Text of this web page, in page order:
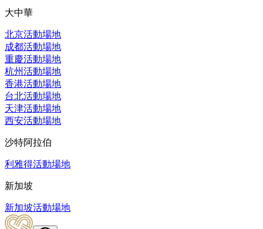
大中華
北京活動場地
成都活動場地
重慶活動場地
杭州活動場地
香港活動場地
台北活動場地
天津活動場地
西安活動場地
沙特阿拉伯
利雅得活動場地
新加坡
新加坡活動場地